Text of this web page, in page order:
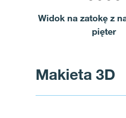
Widok na zatokę z
pięter
Makieta 3D